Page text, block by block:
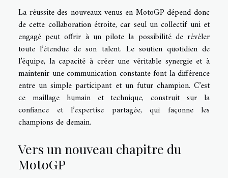
La réussite des nouveaux venus en MotoGP dépend donc
de cette collaboration étroite, car seul un collectif uni et
engagé peut offrir à un pilote la possibilité de révéler
toute l’étendue de son talent. Le soutien quotidien de
l’équipe, la capacité à créer une véritable synergie et à
maintenir une communication constante font la différence
entre un simple participant et un futur champion. C’est
ce maillage humain et technique, construit sur la
confiance et l’expertise partagée, qui façonne les
champions de demain.
Vers un nouveau chapitre du
MotoGP